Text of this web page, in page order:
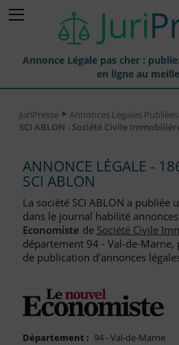
Annonce Légale pas cher :
en ligne au
Annonces Légales Publiées
Journaux Habilités (JAL) Annonces
Départements pour la Publication
Liste des Greffes
Liste des CCI
FAQ
Nous Contacter
JuriPresse
Annonces Légales
SCI ABLON - Société Civile
ANNONCE LÉGALE -
SCI ABLON
La société SCI ABLON a publiée
dans le journal habilité
Economiste de Société Civile
département 94 - Val-de-
de publication d'annonces
Département : 94 - Val-de-Marne